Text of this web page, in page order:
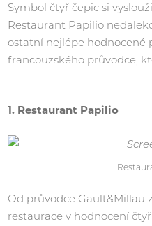
Symbol čtyř čepic si
Restaurant Papilio
ostatní nejlépe hodnocené
francouzského průvodce,
1. Restaurant Papilio
Od průvodce Gault&Millau
restaurace v hodnocení